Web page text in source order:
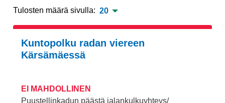
Tulosten määrä sivulla: 20
Kuntopolku radan viereen
Kärsämäessä
EI MAHDOLLINEN
Puustellinkadun päästä jalankulkuyhteys/